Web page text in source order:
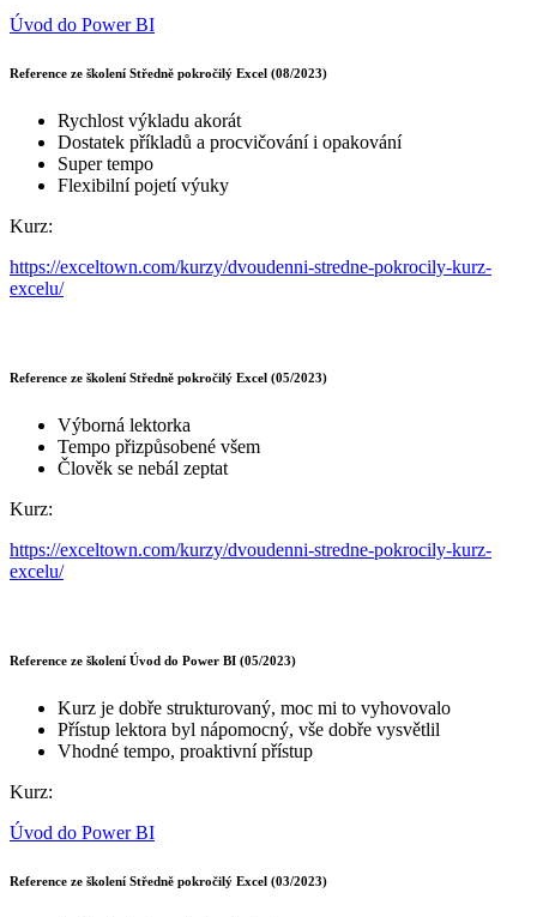
Úvod do Power BI
Reference ze školení Středně pokročilý Excel (08/2023)
Rychlost výkladu akorát
Dostatek příkladů a procvičování i opakování
Super tempo
Flexibilní pojetí výuky
Kurz:
https://exceltown.com/kurzy/dvoudenni-stredne-pokrocily-kurz-
excelu/
Reference ze školení Středně pokročilý Excel (05/2023)
Výborná lektorka
Tempo přizpůsobené všem
Člověk se nebál zeptat
Kurz:
https://exceltown.com/kurzy/dvoudenni-stredne-pokrocily-kurz-
excelu/
Reference ze školení Úvod do Power BI (05/2023)
Kurz je dobře strukturovaný, moc mi to vyhovovalo
Přístup lektora byl nápomocný, vše dobře vysvětlil
Vhodné tempo, proaktivní přístup
Kurz:
Úvod do Power BI
Reference ze školení Středně pokročilý Excel (03/2023)